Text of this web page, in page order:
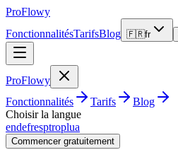
ProFlowy
FonctionnalitésTarifsBlog 🇫🇷fr
ProFlowy
Fonctionnalités
Tarifs
Blog
Choisir la langue
endefresptroplua
Commencer gratuitement